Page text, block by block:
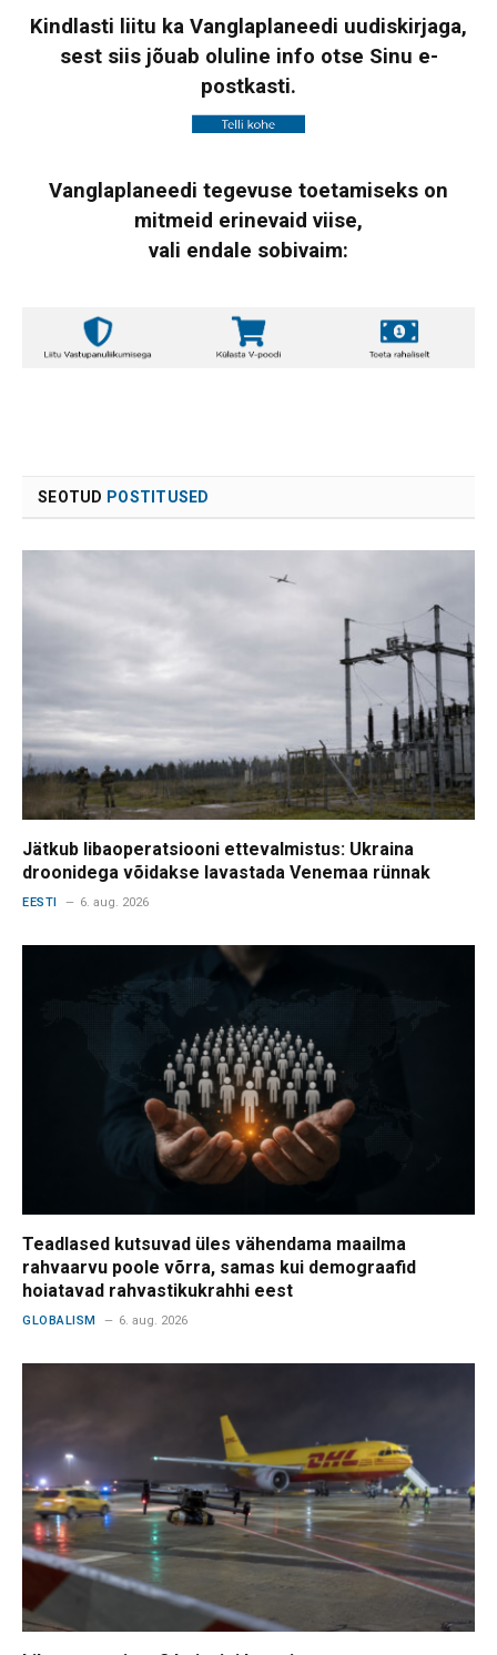
Kindlasti liitu ka Vanglaplaneedi uudiskirjaga,
sest siis jõuab oluline info otse Sinu e-
postkasti.
Vanglaplaneedi tegevuse toetamiseks on
mitmeid erinevaid viise,
vali endale sobivaim:
SEOTUD POSTITUSED
Jätkub libaoperatsiooni ettevalmistus: Ukraina
droonidega võidakse lavastada Venemaa rünnak
EESTI 6. aug. 2026
Teadlased kutsuvad üles vähendama maailma
rahvaarvu poole võrra, samas kui demograafid
hoiatavad rahvastikukrahhi eest
GLOBALISM 6. aug. 2026